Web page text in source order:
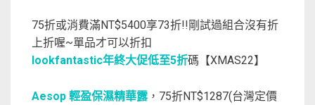
75折或消費滿NT$5400享73折!!剛試過組合沒有折
上折喔~單品才可以折扣
lookfantastic年終大促低至5折碼【XMAS22】
Aesop 輕盈保濕精華露，75折NT$1287(台灣定價